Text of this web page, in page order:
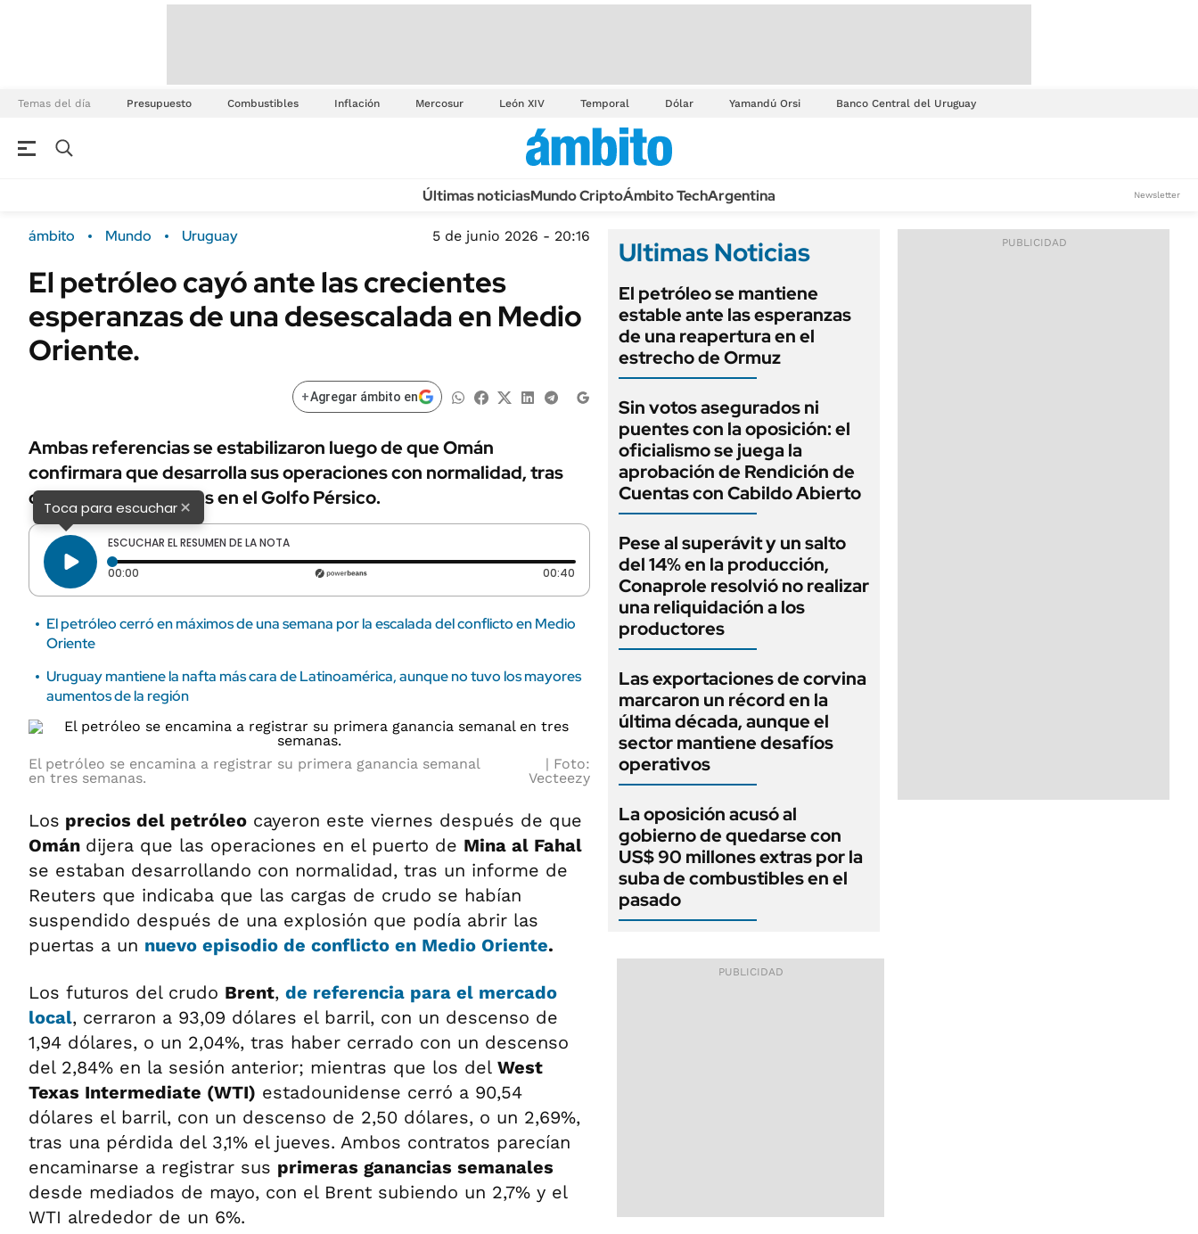
Temas del día Presupuesto Combustibles Inflación Mercosur León XIV Temporal Dólar Yamandú Orsi Banco Central del Uruguay
Últimas noticiasMundo CriptoÁmbito TechArgentina Newsletter
ámbito Mundo Uruguay 5 de junio 2026 - 20:16
El petróleo cayó ante las crecientes
esperanzas de una desescalada en Medio
Oriente.
+Agregar ámbito en
Ambas referencias se estabilizaron luego de que Omán
confirmara que desarrolla sus operaciones con normalidad, tras
denuncias de ataques en el Golfo Pérsico.
Toca para escuchar×
ESCUCHAR EL RESUMEN DE LA NOTA
00:00 Tiempo transcurrido: 0 segundos 00:40 Duración: 40 segundos
El petróleo cerró en máximos de una semana por la escalada del conflicto en Medio
Oriente
Uruguay mantiene la nafta más cara de Latinoamérica, aunque no tuvo los mayores
aumentos de la región
El petróleo se encamina a registrar su primera ganancia semanal
en tres semanas.
Foto:
Vecteezy
Los precios del petróleo cayeron este viernes después de que
Omán dijera que las operaciones en el puerto de Mina al Fahal
se estaban desarrollando con normalidad, tras un informe de
Reuters que indicaba que las cargas de crudo se habían
suspendido después de una explosión que podía abrir las
puertas a un nuevo episodio de conflicto en Medio Oriente.
Los futuros del crudo Brent, de referencia para el mercado
local, cerraron a 93,09 dólares el barril, con un descenso de
1,94 dólares, o un 2,04%, tras haber cerrado con un descenso
del 2,84% en la sesión anterior; mientras que los del West
Texas Intermediate (WTI) estadounidense cerró a 90,54
dólares el barril, con un descenso de 2,50 dólares, o un 2,69%,
tras una pérdida del 3,1% el jueves. Ambos contratos parecían
encaminarse a registrar sus primeras ganancias semanales
desde mediados de mayo, con el Brent subiendo un 2,7% y el
WTI alrededor de un 6%.
Ultimas Noticias
El petróleo se mantiene
estable ante las esperanzas
de una reapertura en el
estrecho de Ormuz
Sin votos asegurados ni
puentes con la oposición: el
oficialismo se juega la
aprobación de Rendición de
Cuentas con Cabildo Abierto
Pese al superávit y un salto
del 14% en la producción,
Conaprole resolvió no realizar
una reliquidación a los
productores
Las exportaciones de corvina
marcaron un récord en la
última década, aunque el
sector mantiene desafíos
operativos
La oposición acusó al
gobierno de quedarse con
US$ 90 millones extras por la
suba de combustibles en el
pasado